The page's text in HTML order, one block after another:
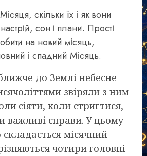
скільки їх і як вони
сон і плани. Прості
на новий місяць,
і спадний Місяць.
до Землі небесне
звіряли з ним
сіяти, коли стригтися,
важливі справи. У цьому
місячний
чотири головні